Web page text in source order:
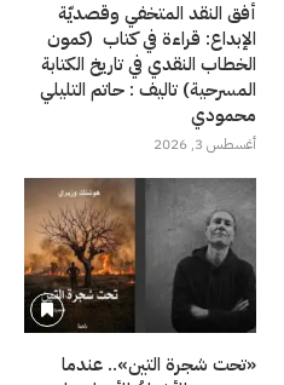
أفق النقد المتخفي وقصديّة
الإبداع: قراءة في كتاب (كمون
الخطاب النقدي في تاريخ الكتابة
المسرحية) تاليف : حاتم التليلي
محمودي
أغسطس 3, 2026
«تحت شجرة التين».. عندما